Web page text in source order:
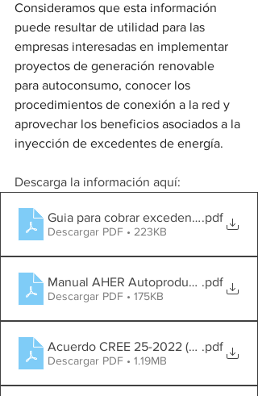
Consideramos que esta información
puede resultar de utilidad para las
empresas interesadas en implementar
proyectos de generación renovable
para autoconsumo, conocer los
procedimientos de conexión a la red y
aprovechar los beneficios asociados a la
inyección de excedentes de energía.
Descarga la información aquí:
Guia para cobrar excedentes.pdf
Descargar PDF • 223KB
Manual AHER Autoproductores
.pdf
Descargar PDF • 175KB
Acuerdo CREE 25-2022 (NT.pdf
Descargar PDF • 1.19MB